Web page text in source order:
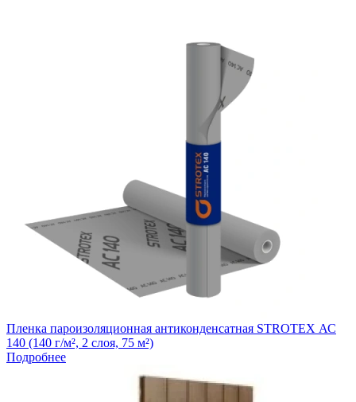
Пленка пароизоляционная антиконденсатная STROTEX АС
140 (140 г/м², 2 слоя, 75 м²)
Подробнее